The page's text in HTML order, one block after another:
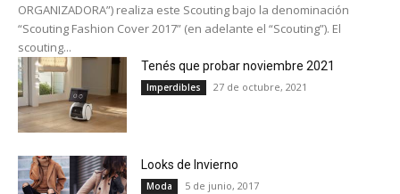
ORGANIZADORA”) realiza este Scouting bajo la denominación
“Scouting Fashion Cover 2017” (en adelante el “Scouting”). El
scouting...
Tenés que probar noviembre 2021
Imperdibles 27 de octubre, 2021
Looks de Invierno
Moda 5 de junio, 2017